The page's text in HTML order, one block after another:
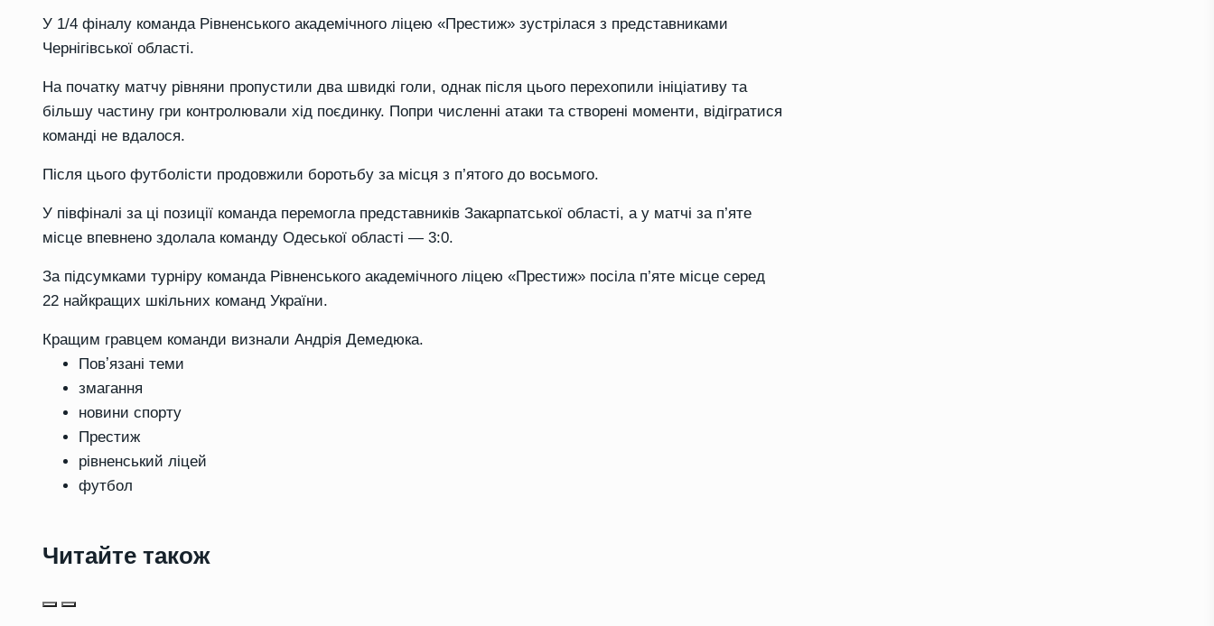
У 1/4 фіналу команда Рівненського академічного ліцею «Престиж» зустрілася з представниками
Чернігівської області.
На початку матчу рівняни пропустили два швидкі голи, однак після цього перехопили ініціативу та
більшу частину гри контролювали хід поєдинку. Попри численні атаки та створені моменти, відігратися
команді не вдалося.
Після цього футболісти продовжили боротьбу за місця з п’ятого до восьмого.
У півфіналі за ці позиції команда перемогла представників Закарпатської області, а у матчі за п’яте
місце впевнено здолала команду Одеської області — 3:0.
За підсумками турніру команда Рівненського академічного ліцею «Престиж» посіла п’яте місце серед
22 найкращих шкільних команд України.
Кращим гравцем команди визнали Андрія Демедюка.
Повʼязані теми
змагання
новини спорту
Престиж
рівненський ліцей
футбол
Читайте також